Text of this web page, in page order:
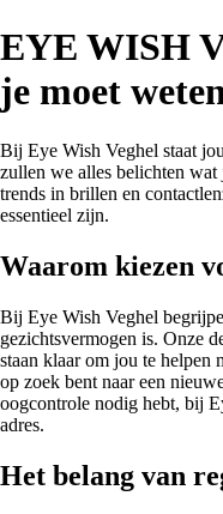
EYE WISH
je moet
Bij Eye Wish Veghel staat
zullen we alles belichten
trends in brillen en
essentieel zijn.
Waarom kiezen
Bij Eye Wish Veghel
gezichtsvermogen is. Onze
staan klaar om jou te helpen
op zoek bent naar een
oogcontrole nodig hebt, bij
adres.
Het belang van